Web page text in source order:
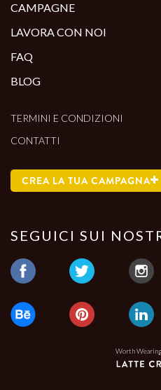
CAMPAGNE
LAVORA CON NOI
FAQ
BLOG
TERMINI E CONDIZIONI
CONTATTI
CREA LA TUA CAMPAGNA
SEGUICI SUI
Worth